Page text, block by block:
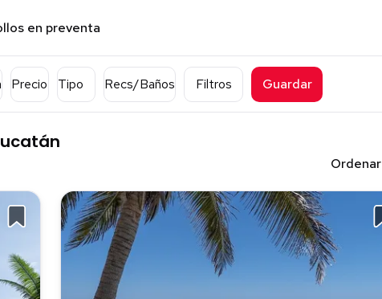
en preventa
Precio Tipo Recs/Baños Filtros Guardar
Ordenar